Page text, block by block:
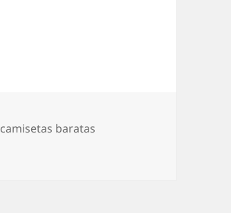
Etiquetas
camisetas baratas